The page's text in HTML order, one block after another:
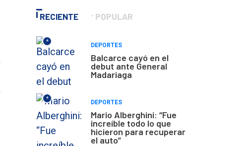
RECIENTE POPULAR
*
DEPORTES
Balcarce cayó en el
debut ante General
Madariaga
*
DEPORTES
Mario Alberghini: “Fue
increíble todo lo que
hicieron para recuperar
el auto”